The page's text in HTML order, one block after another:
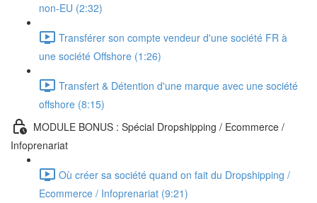
non-EU (2:32)
Transférer son compte vendeur d'une société FR à
une société Offshore (1:26)
Transfert & Détention d'une marque avec une société
offshore (8:15)
MODULE BONUS : Spécial Dropshipping / Ecommerce /
Infoprenariat
Où créer sa société quand on fait du Dropshipping /
Ecommerce / Infoprenariat (9:21)